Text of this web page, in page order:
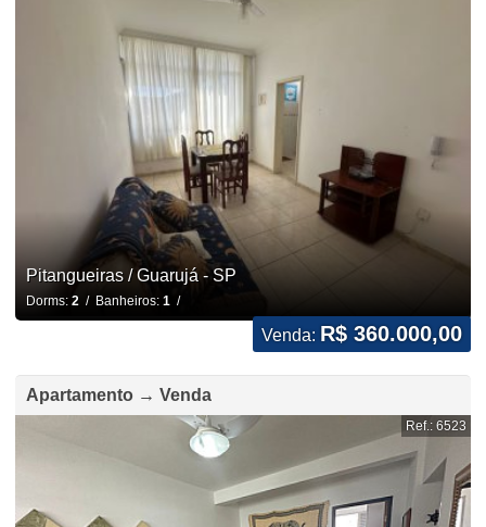
Pitangueiras / Guarujá - SP
Dorms: 2/ Banheiros: 1/
Venda: R$ 360.000,00
Apartamento → Venda
Ref.: 6523